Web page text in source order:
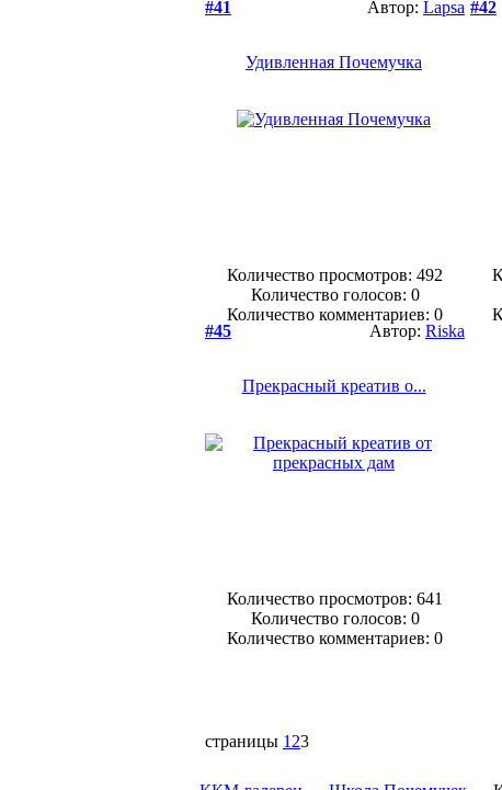
#41 Автор: Lapsa
Удивленная Почемучка
Количество просмотров: 492
Количество голосов: 0
Количество комментариев: 0
#42
#45
Автор: Riska
Прекрасный креатив о...
Количество просмотров: 641
Количество голосов: 0
Количество комментариев: 0
страницы 1 23